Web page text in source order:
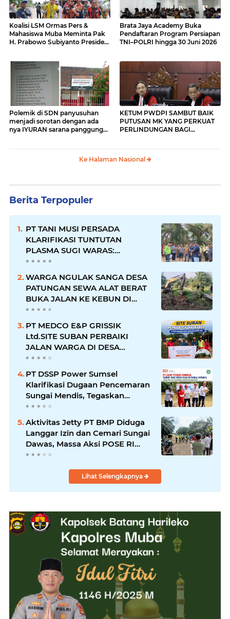
Koalisi LSM Ormas Pers &
Mahasiswa Muba Meminta Pak
H. Prabowo Subiyanto Presiden
parah dan Amburadul.
Brata Jaya Academy Buka
Pendaftaran Program Persiapan
TNI–POLRI hingga 30 Juni 2026
Polemik di SDN panyusuhan
menjadi sorotan dengan ada
nya IYURAN sarana panggung
KETUM PWDPI SAMBUT BAIK
PUTUSAN MK YANG PERKUAT
PERLINDUNGAN BAGI
Ke Halaman Nasional
Berita Terpopuler
PT TANI MUSI PERSADA
KLARIFIKASI TUNTUTAN
PLASMA SUGI WARAS:
KEWAJIBAN TELAH DIPENUHI,
WARGA NGULAK SANGA DESA
PATUNGAN SEWA ALAT BERAT
BUKA JALAN KE KEBUN DI
KELURAHAN NGULAK
PT MEDCO E&P GRISSIK
Ltd.SITE SUBAN PERBAIKI
JALAN WARGA DI DESA
MACANG SAKTI KECAMATAN
PT DSSP Power Sumsel
Klarifikasi Dugaan Pencemaran
Sungai Mendis, Tegaskan
Operasional Sesuai Aturan
Aktivitas Jetty PT BMP Diduga
Langgar Izin dan Cemari Sungai
Dawas, Massa Aksi POSE RI
bersama Barikade 98 Minta
Lihat Selengkapnya